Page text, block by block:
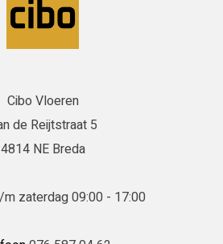
Cibo Vloeren
de Reijtstraat 5
4814 NE Breda
zaterdag 09:00 - 17:00